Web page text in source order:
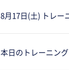
8月17日(土) トレー
本日のトレーニン